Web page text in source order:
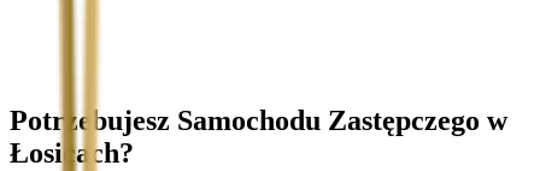
Potrzebujesz Samochodu Zastępczego w
Łosicach?